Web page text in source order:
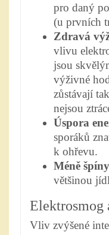
pro daný
(u prvních
Zdravá
vlivu
jsou
výživné
zůstávají
nejsou
Úspora
sporáků
k ohřevu.
Méně špíny
většinou
Elektrosmog
Vliv zvýšené